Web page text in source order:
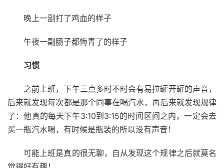
晚上一副打了鸡血的样子
午夜一副肠子都悔青了的样子
习惯
之前上班，下午三点多时不时会有易拉罐开罐的声音，
后来就发现每次都是那个同事在喝汽水，再后来就发现规律
了：他真的每天下午3:10到3:15的时间区间之内，一定会去
买一瓶汽水喝，有时候是瓶装的所以没有声音！
可能上班是真的很无聊，自从发现这个规律之后就莫名